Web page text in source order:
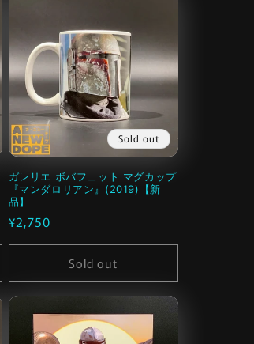
Sold out
ガレリエ ボバフェット マグカップ
『マンダロリアン』(2019)【新
品】
通
常
格
¥2,750
Sold out